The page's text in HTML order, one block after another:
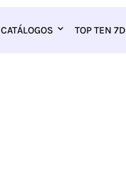
CATÁLOGOS TOP TEN 7D